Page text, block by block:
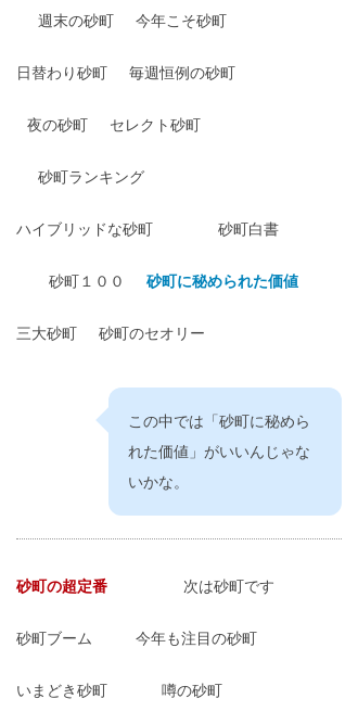
週末の砂町 今年こそ砂町
日替わり砂町 毎週恒例の砂町
夜の砂町 セレクト砂町
砂町ランキング
ハイブリッドな砂町 砂町白書
砂町１００ 砂町に秘められた価値
三大砂町 砂町のセオリー
この中では「砂町に秘めら
れた価値」がいいんじゃな
いかな。
砂町の超定番 次は砂町です
砂町ブーム 今年も注目の砂町
いまどき砂町 噂の砂町